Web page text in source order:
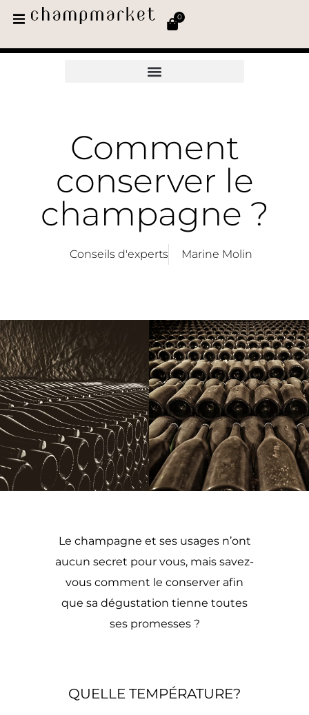
0
Comment
conserver le
champagne ?
Conseils d'experts Marine Molin
Le champagne et ses usages n’ont
aucun secret pour vous, mais savez-
vous comment le conserver afin
que sa dégustation tienne toutes
ses promesses ?
QUELLE TEMPÉRATURE?